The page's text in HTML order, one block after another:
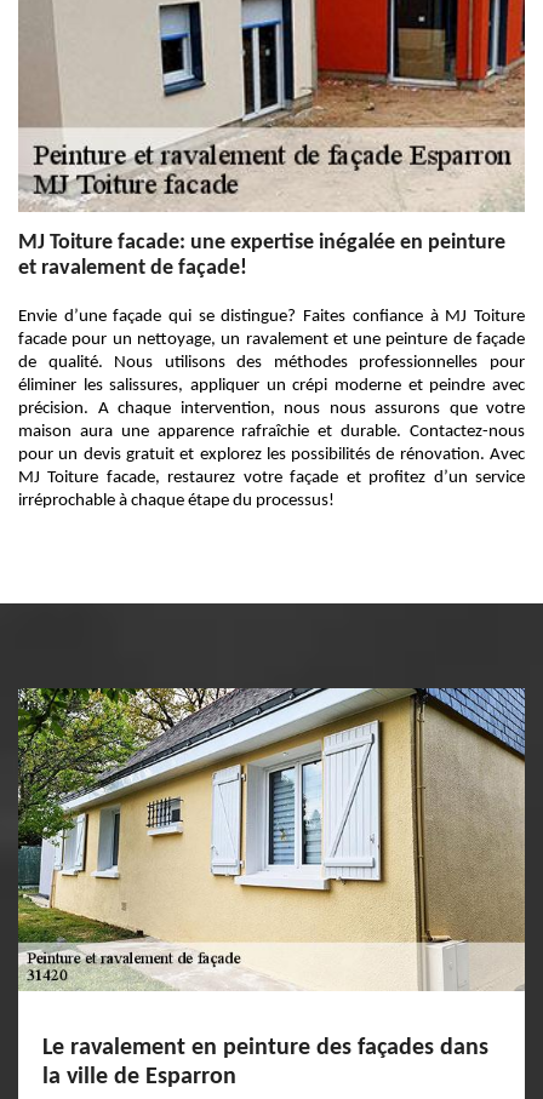
MJ Toiture facade: une expertise inégalée en peinture
et ravalement de façade!
Envie d’une façade qui se distingue? Faites confiance à MJ Toiture
facade pour un nettoyage, un ravalement et une peinture de façade
de qualité. Nous utilisons des méthodes professionnelles pour
éliminer les salissures, appliquer un crépi moderne et peindre avec
précision. A chaque intervention, nous nous assurons que votre
maison aura une apparence rafraîchie et durable. Contactez-nous
pour un devis gratuit et explorez les possibilités de rénovation. Avec
MJ Toiture facade, restaurez votre façade et profitez d’un service
irréprochable à chaque étape du processus!
Le ravalement en peinture des façades dans
la ville de Esparron